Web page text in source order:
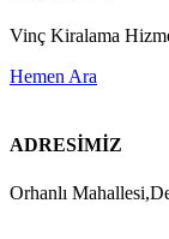
Vinç Kiralama
Hemen Ara
ADRESİMİZ
Orhanlı